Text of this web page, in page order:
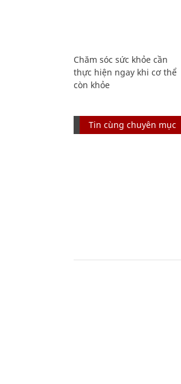
Chăm sóc sức khỏe cần
thực hiện ngay khi cơ thể
còn khỏe
Tin cùng chuyên mục